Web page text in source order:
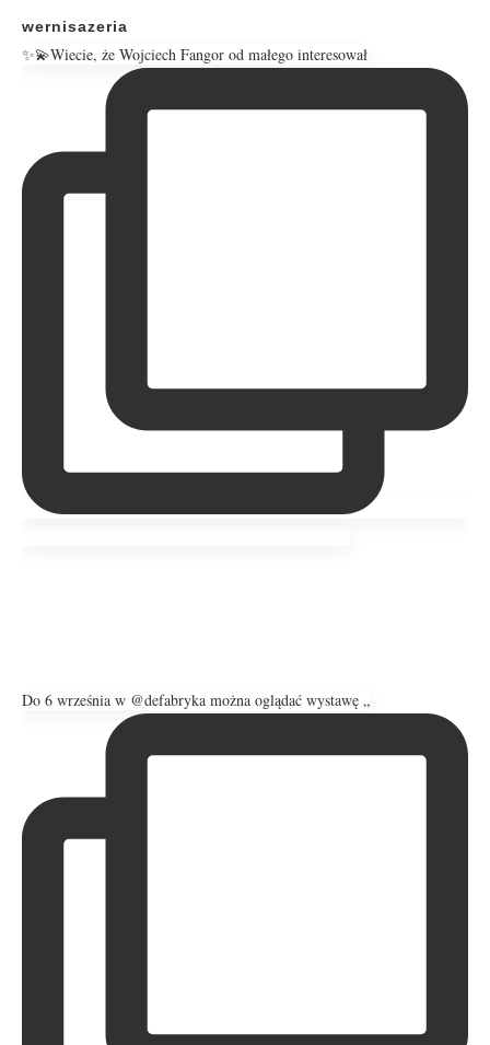
wernisazeria
✨💫Wiecie, że Wojciech Fangor od małego interesował
Do 6 września w @defabryka można oglądać wystawę „